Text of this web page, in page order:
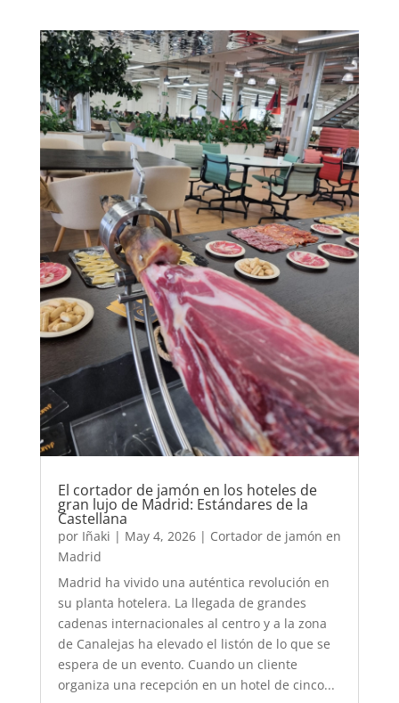
El cortador de jamón en los hoteles de
gran lujo de Madrid: Estándares de la
Castellana
por Iñaki | May 4, 2026| Cortador de jamón en
Madrid
Madrid ha vivido una auténtica revolución en
su planta hotelera. La llegada de grandes
cadenas internacionales al centro y a la zona
de Canalejas ha elevado el listón de lo que se
espera de un evento. Cuando un cliente
organiza una recepción en un hotel de cinco...